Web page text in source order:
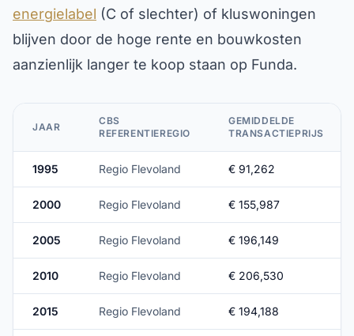
energielabel (C of slechter) of kluswoningen
blijven door de hoge rente en bouwkosten
aanzienlijk langer te koop staan op Funda.
JAAR
CBS
REFERENTIEREGIO
GEMIDDELDE
TRANSACTIEPRIJS
1995 Regio Flevoland € 91,262
2000 Regio Flevoland € 155,987
2005 Regio Flevoland € 196,149
2010 Regio Flevoland € 206,530
2015 Regio Flevoland € 194,188